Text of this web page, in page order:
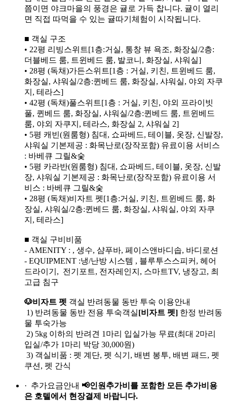
쯤이면 야크마을의 풍경은 귤로 가득 찹니다. 귤이 열리
면 직접 따먹을 수 있는 귤따기체험이 시작됩니다.
■ 객실 구조
• 22평 리빙스위트[1층:거실, 통창 뷰 욕조, 화장실/2층:
더블베드 룸, 트윈베드 룸, 발코니, 화장실, 샤워실]
• 28평 (독채)가든스위트[1층 : 거실, 키친, 트윈베드 룸,
화장실, 샤워실/2층:퀸베드 룸, 화장실, 샤워실, 야외 자쿠
지, 테라스]
• 42평 (독채)풀스위트[1층 : 거실, 키친, 야외 프라이빗
풀, 퀸베드 룸, 화장실, 샤워실/2층:퀸베드 룸, 트윈베드
룸, 야외 자쿠지, 테라스, 화장실 2, 샤워실 2]
• 5평 캐빈(원룸형) 침대, 쇼파베드, 테이블, 옷장, 신발장,
샤워실 기본제공 : 화목난로(장작포함) 유료이용 서비스
: 바베큐 그릴&숯
• 5평 카라반(원룸형) 침대, 쇼파베드, 테이블, 옷장, 신발
장, 샤워실 기본제공 : 화목난로(장작포함) 유료이용 서
비스 : 바베큐 그릴&숯
• 28평 (독채)비자트 펫[1층:거실, 키친, 트윈베드 룸, 화
장실, 샤워실/2층:퀸베드 룸, 화장실, 샤워실, 야외 자쿠
지, 테라스]
■ 객실 구비비품
- AMENITY : , 생수, 샴푸바, 페이스앤바디솝, 바디로션
- EQUIPMENT :냉/난방 시스템 , 블루투스스피커, 헤어
드라이기, 전기포트, 전자레인지, 스마트TV, 냉장고, 최
고급 침구
🐶비자트 펫 객실 반려동물 동반 투숙 이용안내
1) 반려동물 동반 전용 투숙객실[비자트 펫] 한정 반려동
물 투숙가능
2) 5kg 이하의 반려견 1마리 입실가능 무료(최대 2마리
입실/추가 1마리 박당 30,000원)
3) 객실비품 : 펫 계단, 펫 식기, 배변 봉투, 배변 패드, 펫
쿠션, 펫 간식
· 추가요금안내 📢인원추가비를 포함한 모든 추가비용
은 호텔에서 현장결제 바랍니다.